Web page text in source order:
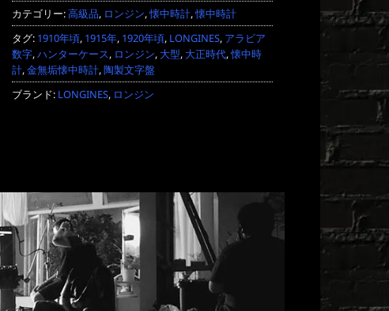
カテゴリー:高級品, ロンジン,懐中時計,懐中時計
タグ: 1910年頃, 1915年, 1920年頃, LONGINES, アラビア
数字,ハンターケース, ロンジン, 大型, 大正時代,懐中時
計,金無垢懐中時計,陶製文字盤
ブランド: LONGINES, ロンジン